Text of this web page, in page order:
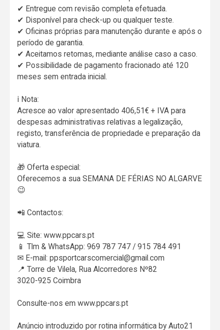
✔ Entregue com revisão completa efetuada.
✔ Disponível para check-up ou qualquer teste.
✔ Oficinas próprias para manutenção durante e após o
período de garantia.
✔ Aceitamos retomas, mediante análise caso a caso.
✔ Possibilidade de pagamento fracionado até 120
meses sem entrada inicial.
ℹ Nota:
Acresce ao valor apresentado 406,51€ + IVA para
despesas administrativas relativas a legalização,
registo, transferência de propriedade e preparação da
viatura.
🎁 Oferta especial:
Oferecemos a sua SEMANA DE FÉRIAS NO ALGARVE
😉
📲 Contactos:
💻 Site: www.ppcars.pt
📱 Tlm & WhatsApp: 969 787 747 / 915 784 491
✉ E-mail: ppsportcarscomercial@gmail.com
📍 Torre de Vilela, Rua Alcorredores Nº82
3020-925 Coimbra
Consulte-nos em www.ppcars.pt
Anúncio introduzido por rotina informática by Auto21